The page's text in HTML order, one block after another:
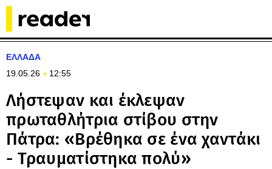
ΕΛΛΑΔΑ
19.05.26
12:55
Λήστεψαν και έκλεψαν
πρωταθλήτρια στίβου στην
Πάτρα: «Βρέθηκα σε ένα χαντάκι
- Τραυματίστηκα πολύ»